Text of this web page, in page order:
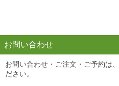
お問い合わせ
お問い合わせ・ご注文・ご予約は
ださい。